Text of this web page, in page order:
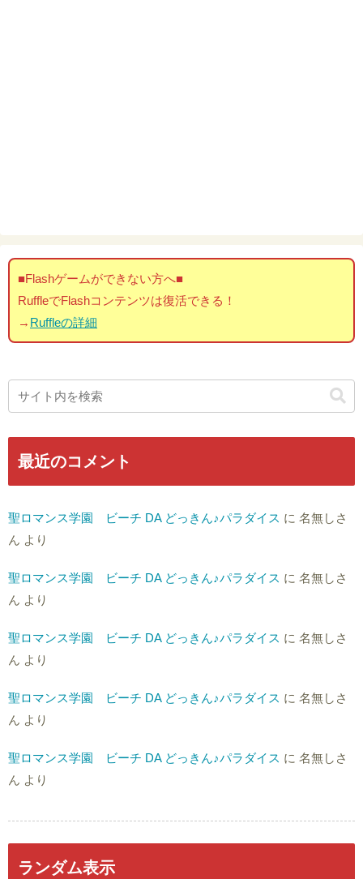
■Flashゲームができない方へ■
RuffleでFlashコンテンツは復活できる！
→ Ruffleの詳細
最近のコメント
聖ロマンス学園 ビーチ DA どっきん♪パラダイス に 名無しさ
ん より
聖ロマンス学園 ビーチ DA どっきん♪パラダイス に 名無しさ
ん より
聖ロマンス学園 ビーチ DA どっきん♪パラダイス に 名無しさ
ん より
聖ロマンス学園 ビーチ DA どっきん♪パラダイス に 名無しさ
ん より
聖ロマンス学園 ビーチ DA どっきん♪パラダイス に 名無しさ
ん より
ランダム表示